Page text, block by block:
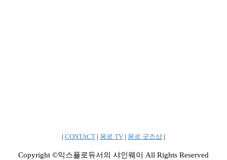
| CONTACT | 몽르 TV | 몽르 굿즈샵 |
Copyright ©익스플로듀서의 샤인웨이 All Rights Reserved